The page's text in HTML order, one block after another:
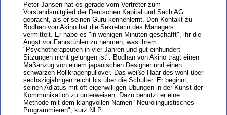
Peter Jansen hat es gerade vom Vertreter zum
Vorstandsmitglied der Deutschen Kapital und Sach AG
gebracht, als er seinen Guru kennenlernt. Den Kontakt zu
Bodhan von Akino hat die Sekretärin des Managers
vermittelt. Er habe es "in wenigen Minuten geschafft", ihr die
Angst vor Fahrstühlen zu nehmen, was ihrem
"Psychotherapeuten in vier Jahren und gut einhundert
Sitzungen nicht gelungen ist". Bodhan von Akino trägt einen
Maßanzug von einem japanischen Designer und einen
schwarzen Rollkragenpullover. Das weiße Haar des wohl über
sechszigjährigen reicht bis über die Schulter. Er beginnt,
seinen Adlatus mit oft eigenwilligen Übungen in der Kunst der
Kommunikation zu unterweisen. Dazu benutzt er eine
Methode mit dem klangvollen Namen "Neurolinguistisches
Programmieren", kurz NLP.